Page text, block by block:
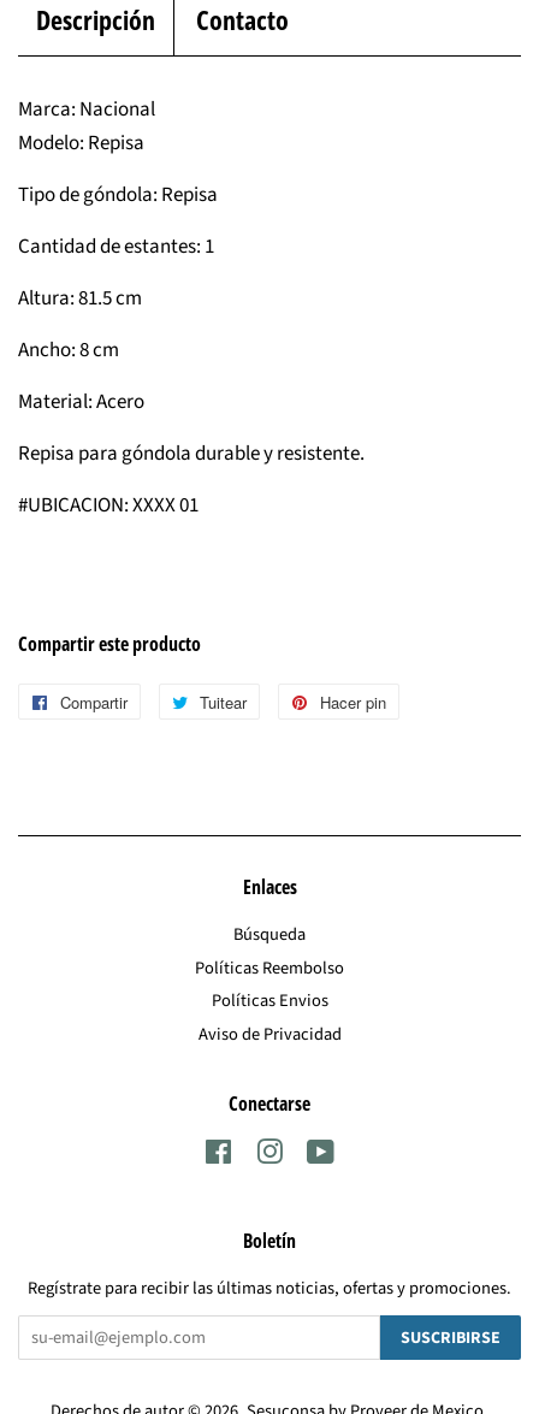
Descripción Contacto
Marca: Nacional
Modelo: Repisa
Tipo de góndola: Repisa
Cantidad de estantes: 1
Altura: 81.5 cm
Ancho: 8 cm
Material: Acero
Repisa para góndola durable y resistente.
#UBICACION: XXXX 01
Compartir este producto
Compartir
CompartirTuitear
Tuitear
Hacer pin
Enlaces
Búsqueda
Políticas Reembolso
Políticas Envios
Aviso de Privacidad
Conectarse
FacebookInstagram
Boletín
Regístrate para recibir las últimas noticias, ofertas y promociones.
SUSCRIBIRSE